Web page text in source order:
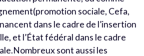
sociale, Cefa,
dans le cadre de l’insertion
et l’État fédéral dans le cadre
sont aussi les